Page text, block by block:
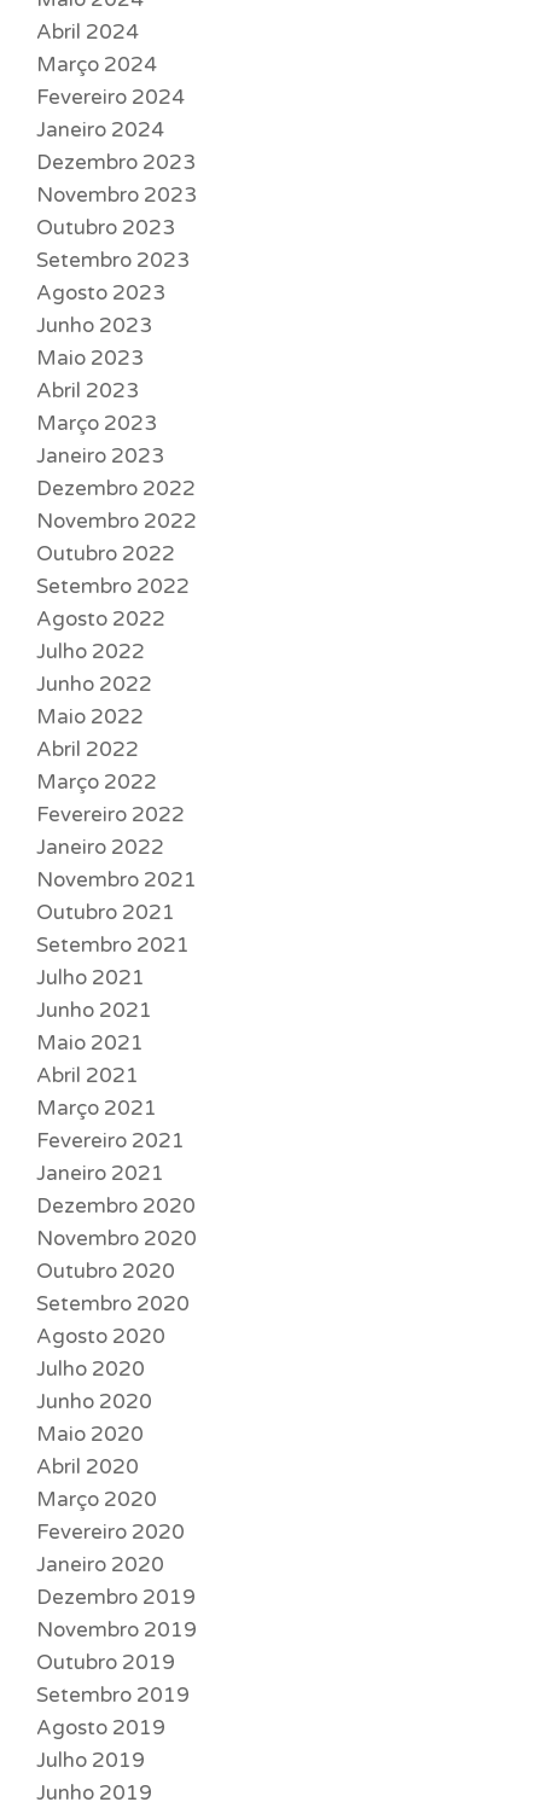
Abril 2024
Março 2024
Fevereiro 2024
Janeiro 2024
Dezembro 2023
Novembro 2023
Outubro 2023
Setembro 2023
Agosto 2023
Junho 2023
Maio 2023
Abril 2023
Março 2023
Janeiro 2023
Dezembro 2022
Novembro 2022
Outubro 2022
Setembro 2022
Agosto 2022
Julho 2022
Junho 2022
Maio 2022
Abril 2022
Março 2022
Fevereiro 2022
Janeiro 2022
Novembro 2021
Outubro 2021
Setembro 2021
Julho 2021
Junho 2021
Maio 2021
Abril 2021
Março 2021
Fevereiro 2021
Janeiro 2021
Dezembro 2020
Novembro 2020
Outubro 2020
Setembro 2020
Agosto 2020
Julho 2020
Junho 2020
Maio 2020
Abril 2020
Março 2020
Fevereiro 2020
Janeiro 2020
Dezembro 2019
Novembro 2019
Outubro 2019
Setembro 2019
Agosto 2019
Julho 2019
Junho 2019